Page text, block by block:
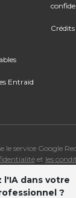
Entraid
Crédits
le service Google
et les
ENTRAID.
l'IA dans votre
?